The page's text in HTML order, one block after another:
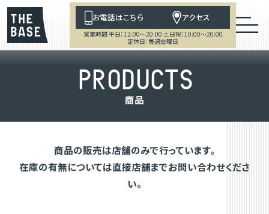
お電話はこちら アクセス
営業時間 平日：12:00～20:00 土日祝：10:00～20:00
定休日：毎週金曜日
PRODUCTS
商品
商品の販売は店舗のみで行っています。
在庫の有無については直接店舗までお問い合わせくださ
い。